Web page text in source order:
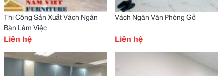
Thi Công Sản Xuất Vách Ngăn
Bàn Làm Việc
Liên hệ
Vách Ngăn Văn Phòng Gỗ
Liên hệ